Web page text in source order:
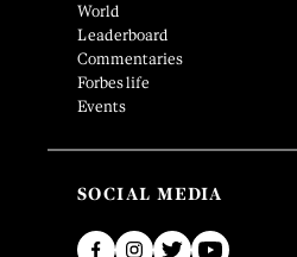
World
Leaderboard
Commentaries
Forbes life
Events
SOCIAL MEDIA